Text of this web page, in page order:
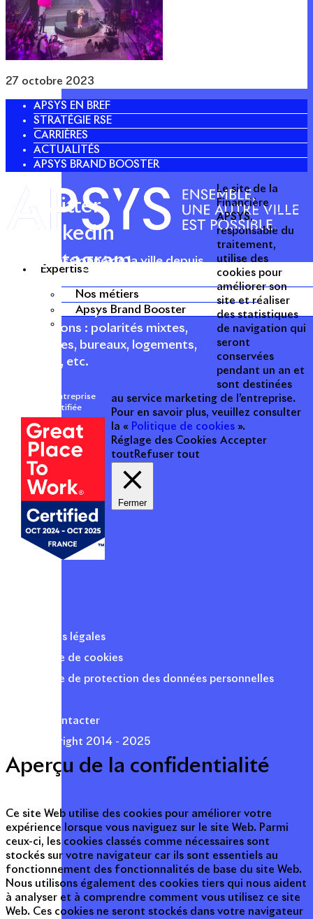
Expertise
Nos métiers
Apsys Brand Booster
27 octobre 2023
APSYS EN BREF
STRATÉGIE RSE
CARRIÈRES
ACTUALITÉS
APSYS BRAND BOOSTER
Acteur passionné de la ville depuis
1996, Apsys conçoit, réalise, anime
et valorise des opérations urbaines
à forte valeur ajoutée dans toutes
les fonctions : polarités mixtes,
commerces, bureaux, logements,
hôtellerie, etc.
Une entreprise
certifiée
Mentions légales
Politique de cookies
Politique de protection des données personnelles
Nous contacter
© Copyright 2014 - 2025
Twitter
Linkedin
Instagram
Le site de la
Financière
APSYS,
responsable du
traitement,
utilise des
cookies pour
améliorer son
site et réaliser
des statistiques
de navigation qui
seront
conservées
pendant un an et
sont destinées
au service marketing de l’entreprise.
Pour en savoir plus, veuillez consulter
la « Politique de cookies ».
Réglage des Cookies Accepter
tout Refuser tout
Fermer
Aperçu de la confidentialité
Ce site Web utilise des cookies pour améliorer votre
expérience lorsque vous naviguez sur le site Web. Parmi
ceux-ci, les cookies classés comme nécessaires sont
stockés sur votre navigateur car ils sont essentiels au
fonctionnement des fonctionnalités de base du site Web.
Nous utilisons également des cookies tiers qui nous aident
à analyser et à comprendre comment vous utilisez ce site
Web. Ces cookies ne seront stockés dans votre navigateur